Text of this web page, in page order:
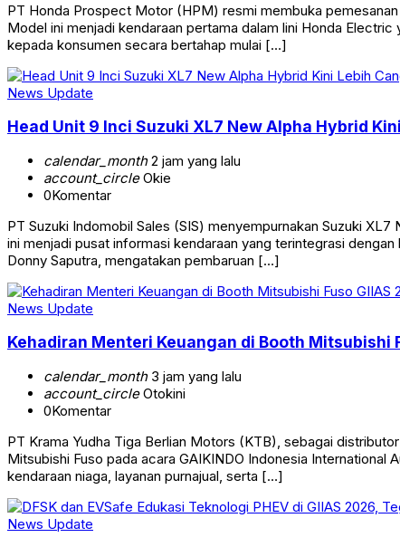
PT Honda Prospect Motor (HPM) resmi membuka
Model ini menjadi kendaraan pertama dalam lini Honda
kepada konsumen secara bertahap mulai […]
News Update
Head Unit 9 Inci Suzuki XL7 New Alpha Hybrid
calendar_month2 jam yang lalu
account_circleOkie
0Komentar
PT Suzuki Indomobil Sales (SIS) menyempurnakan Suzuki
ini menjadi pusat informasi kendaraan yang terintegrasi
Donny Saputra, mengatakan pembaruan […]
News Update
Kehadiran Menteri Keuangan di Booth Mitsubishi
calendar_month3 jam yang lalu
account_circleOtokini
0Komentar
PT Krama Yudha Tiga Berlian Motors (KTB), sebagai
Mitsubishi Fuso pada acara GAIKINDO Indonesia
kendaraan niaga, layanan purnajual, serta […]
News Update